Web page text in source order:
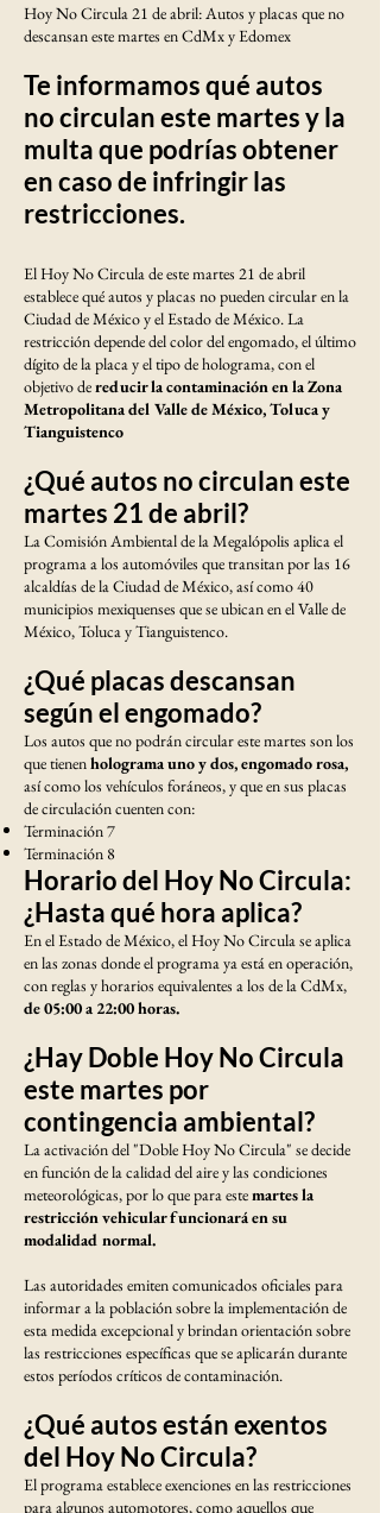
Hoy No Circula 21 de abril: Autos y placas que no
descansan este martes en CdMx y Edomex
Te informamos qué autos
no circulan este martes y la
multa que podrías obtener
en caso de infringir las
restricciones.
El Hoy No Circula de este martes 21 de abril
establece qué autos y placas no pueden circular en la
Ciudad de México y el Estado de México. La
restricción depende del color del engomado, el último
dígito de la placa y el tipo de holograma, con el
objetivo dereducir la contaminación en la Zona
Metropolitana del Valle de México, Toluca y
Tianguistenco
¿Qué autos no circulan este
martes 21 de abril?
La Comisión Ambiental de la Megalópolis aplica el
programa a los automóviles que transitan por las 16
alcaldías de la Ciudad de México, así como 40
municipios mexiquenses que se ubican en el Valle de
México, Toluca y Tianguistenco.
¿Qué placas descansan
según el engomado?
Los autos que no podrán circular este martes son los
que tienenholograma uno y dos, engomado rosa,
así como los vehículos foráneos, y que en sus placas
de circulación cuenten con:
Terminación 7
Terminación 8
Horario del Hoy No Circula:
¿Hasta qué hora aplica?
En el Estado de México, el Hoy No Circula se aplica
en las zonas donde el programa ya está en operación,
con reglas y horarios equivalentes a los de la CdMx,
de 05:00 a 22:00 horas.
¿Hay Doble Hoy No Circula
este martes por
contingencia ambiental?
La activación del "Doble Hoy No Circula" se decide
en función de la calidad del aire y las condiciones
meteorológicas, por lo que para estemartes la
restricción vehicular funcionará en su
modalidad normal.
Las autoridades emiten comunicados oficiales para
informar a la población sobre la implementación de
esta medida excepcional y brindan orientación sobre
las restricciones específicas que se aplicarán durante
estos períodos críticos de contaminación.
¿Qué autos están exentos
del Hoy No Circula?
El programa establece exenciones en las restricciones
para algunos automotores, como aquellos que